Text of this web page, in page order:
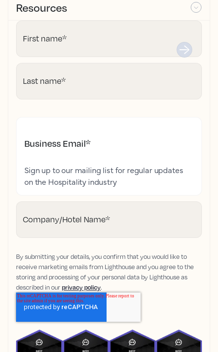
Resources
First name*
Last name*
Business Email*
Sign up to our mailing list for regular updates
on the Hospitality industry
Company/Hotel Name*
By submitting your details, you confirm that you would like to
receive marketing emails from Lighthouse and you agree to the
storing and processing of your personal data by Lighthouse as
described in ourprivacy policy.